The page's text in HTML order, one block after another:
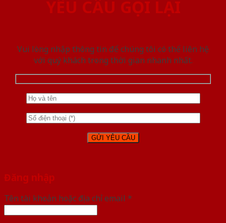
YÊU CẦU GỌI LẠI
Vui lòng nhập thông tin để chúng tôi có thể liên hệ
với quý khách trong thời gian nhanh nhất.
Đăng nhập
Tên tài khoản hoặc địa chỉ email *